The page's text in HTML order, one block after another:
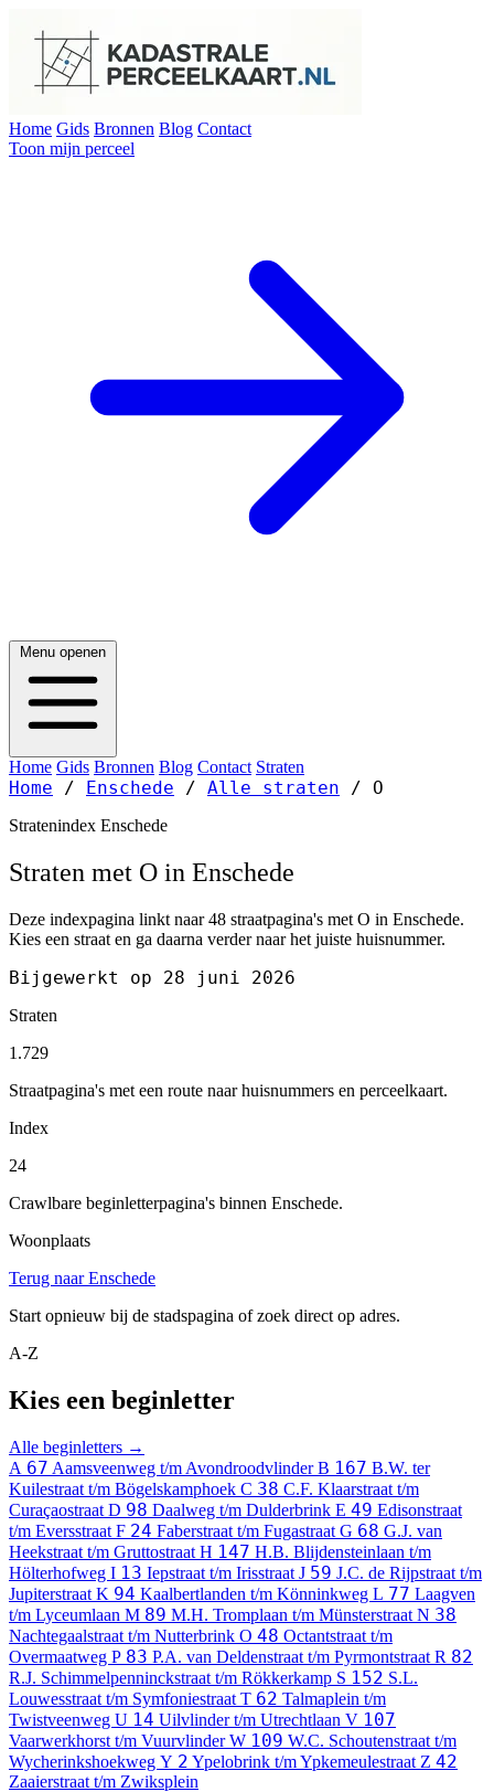
Home Gids Bronnen Blog Contact
Toon mijn perceel
Menu openen
Home Gids Bronnen Blog Contact Straten
Home / Enschede / Alle straten / O
Stratenindex Enschede
Straten met O in Enschede
Deze indexpagina linkt naar 48 straatpagina's met O in Enschede.
Kies een straat en ga daarna verder naar het juiste huisnummer.
Bijgewerkt op 28 juni 2026
Straten
1.729
Straatpagina's met een route naar huisnummers en perceelkaart.
Index
24
Crawlbare beginletterpagina's binnen Enschede.
Woonplaats
Terug naar Enschede
Start opnieuw bij de stadspagina of zoek direct op adres.
A-Z
Kies een beginletter
Alle beginletters →
A 67 Aamsveenweg t/m AvondroodvlinderB 167 B.W. ter
Kuilestraat t/m Bögelskamphoek C 38 C.F. Klaarstraat t/m
Curaçaostraat D 98 Daalweg t/m Dulderbrink E 49 Edisonstraat
t/m Eversstraat F 24 Faberstraat t/m Fugastraat G 68 G.J. van
Heekstraat t/m Gruttostraat H 147 H.B. Blijdensteinlaan t/m
Hölterhofweg I 13 Iepstraat t/m Irisstraat J 59 J.C. de Rijpstraat t/m
Jupiterstraat K 94 Kaalbertlanden t/m Könninkweg L 77 Laagven
t/m Lyceumlaan M 89 M.H. Tromplaan t/m Münsterstraat N 38
Nachtegaalstraat t/m Nutterbrink O 48 Octantstraat t/m
Overmaatweg P 83 P.A. van Deldenstraat t/m Pyrmontstraat R 82
R.J. Schimmelpenninckstraat t/m Rökkerkamp S 152 S.L.
Louwesstraat t/m Symfoniestraat T 62 Talmaplein t/m
Twistveenweg U 14 Uilvlinder t/m Utrechtlaan V 107
Vaarwerkhorst t/m VuurvlinderW 109 W.C. Schoutenstraat t/m
Wycherinkshoekweg Y 2 Ypelobrink t/m Ypkemeulestraat Z 42
Zaaierstraat t/m Zwiksplein